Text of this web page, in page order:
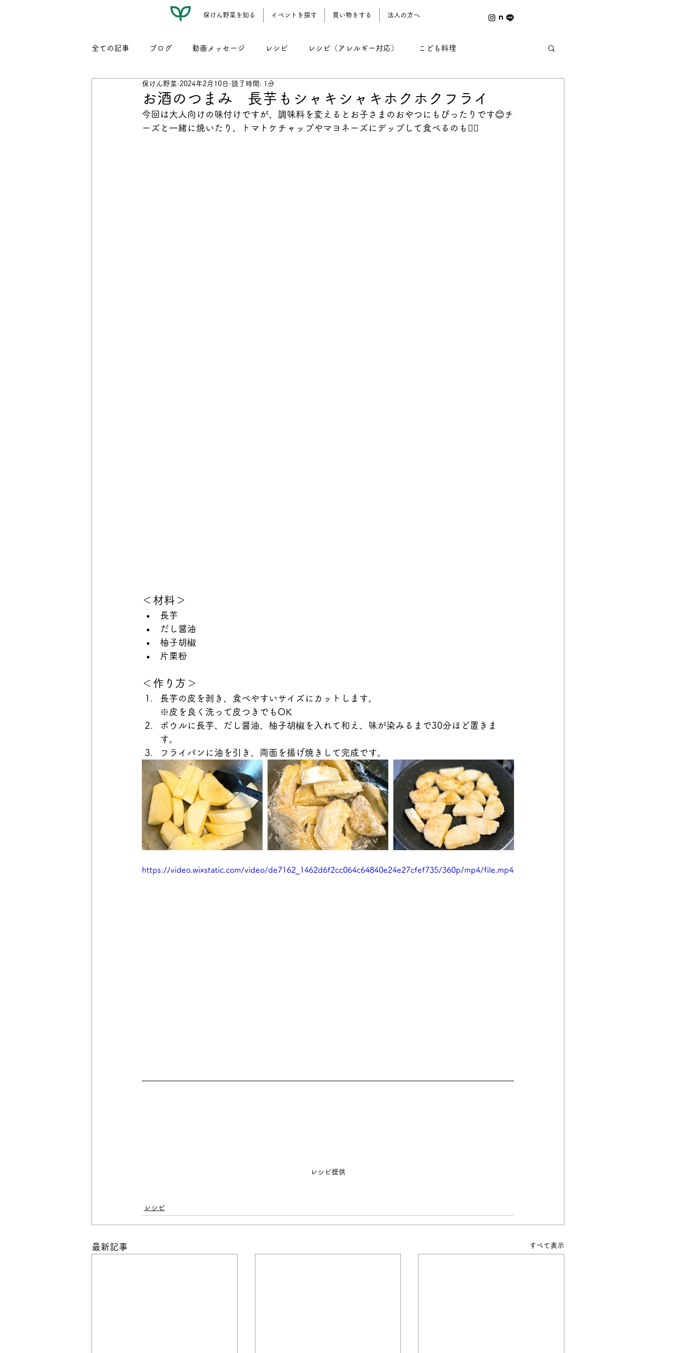
保けん野菜を知る イベントを探す 買い物をする 法人の方へ
全ての記事 ブログ 動画メッセージ レシピ レシピ（アレルギー対応） こども料理
レシピ（名もなき我が家料理） レシピ（野菜おやつ）
お酒のつまみ 長芋もシャキシャキホクホクフライ
保けん野菜 2024年2月10日 読了時間: 1分
今回は大人向けの味付けですが、調味料を変えるとお子さまのおやつにもぴったりです😊チ
ーズと一緒に焼いたり、トマトケチャップやマヨネーズにデップして食べるのも👌🏻
＜材料＞
長芋
だし醤油
柚子胡椒
片栗粉
＜作り方＞
長芋の皮を剥き、食べやすいサイズにカットします。
※皮を良く洗って皮つきでもOK
ボウルに長芋、だし醤油、柚子胡椒を入れて和え、味が染みるまで30分ほど置きま
す。
フライパンに油を引き、両面を揚げ焼きして完成です。
https://video.wixstatic.com/video/de7162_1462d6f2cc064c64840e24e27cfef735/360p/mp4/file.mp4
レシピ提供
レシピ
最新記事 すべて表示